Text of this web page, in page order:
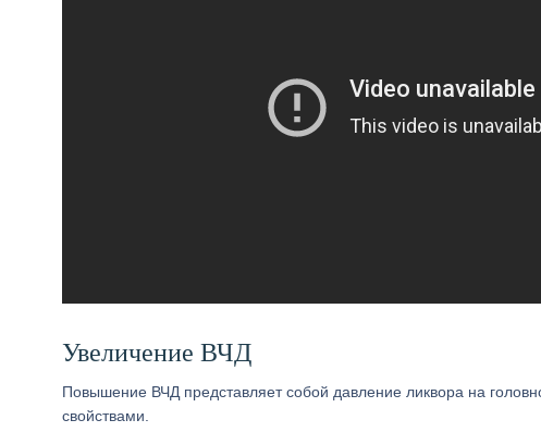
Увеличение ВЧД
Повышение ВЧД представляет собой давление ликвора на
свойствами.